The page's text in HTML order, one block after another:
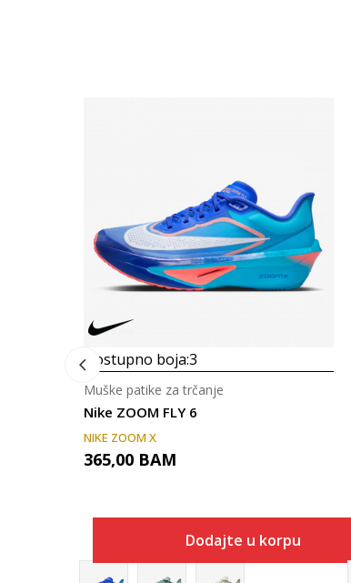
Dostupno boja:3
Nike ZOOM FLY 6
Muške patike za trčanje
NIKE ZOOM X
365,00 BAM
Dodajte u korpu